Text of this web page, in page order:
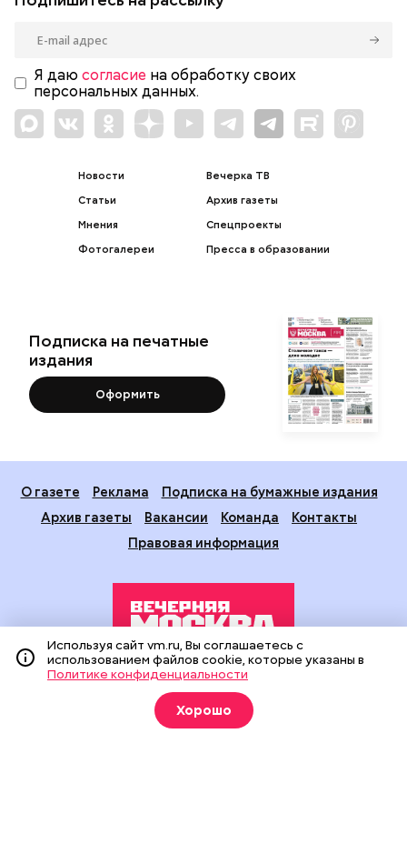
Я даю согласие на обработку своих
персональных данных.
Новости
Статьи
Мнения
Фотогалереи
Вечерка ТВ
Архив газеты
Спецпроекты
Пресса в образовании
Подписка на печатные
издания
Оформить
О газете Реклама
Подписка на бумажные издания
Архив газеты
Вакансии Команда
Контакты
Правовая информация
Издание создано при финансовой поддержке Департамента
средств массовой информации и рекламы города Москвы.
На сайте применяются рекомендательные технологии
(информационные технологии предоставления информации
Используя сайт vm.ru, Вы соглашаетесь с
использованием файлов cookie, которые указаны в
Политике конфиденциальности
Хорошо